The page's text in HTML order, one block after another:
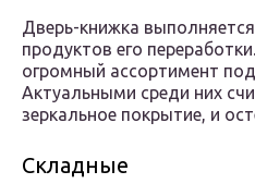
Дверь-книжка
продуктов его
огромный ассортимент
Актуальными среди них
зеркальное покрытие, и
Складные